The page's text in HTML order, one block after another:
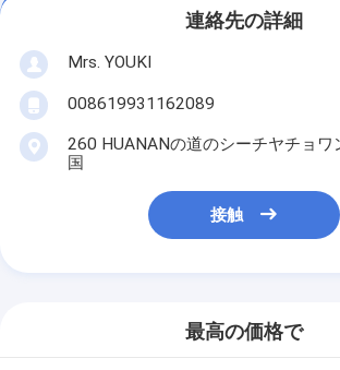
連絡先の詳細
Mrs. YOUKI
008619931162089
260 HUANANの道のシーチヤチョワ
国
接触
最高の価格で